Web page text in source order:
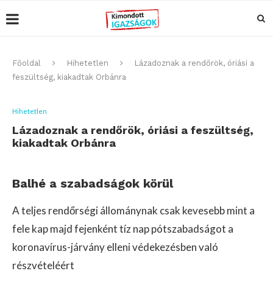
Főoldal Hihetetlen
Lázadoznak a rendőrök, óriási a
feszültség, kiakadtak Orbánra
Hihetetlen
Lázadoznak a rendőrök, óriási a feszültség,
kiakadtak Orbánra
Balhé a szabadságok körül
A teljes rendőrségi állománynak csak kevesebb mint a
fele kap majd fejenként tíz nap pótszabadságot a
koronavírus-járvány elleni védekezésben való
részvételéért